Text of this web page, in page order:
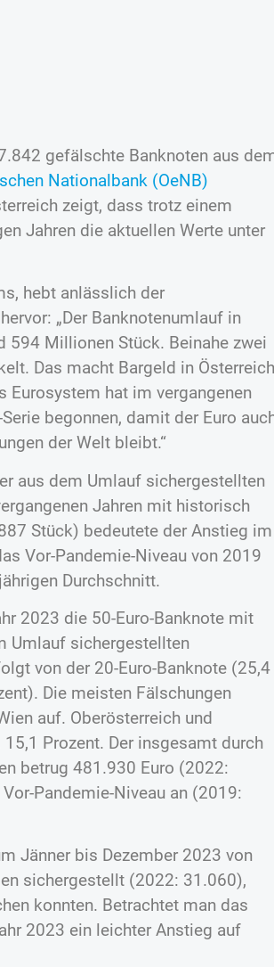
gefälschte Banknoten aus
Nationalbank (OeNB)
zeigt, dass trotz einem
Jahren die aktuellen Werte unter
hebt anlässlich der
„Der Banknotenumlauf in
594 Millionen Stück. Beinahe zwei
Das macht Bargeld in Österreich
Eurosystem hat im vergangenen
begonnen, damit der Euro
der Welt bleibt.“
aus dem Umlauf sichergestellten
Jahren mit historisch
Stück) bedeutete der Anstieg im
Vor-Pandemie-Niveau von 2019
Durchschnitt.
2023 die 50-Euro-Banknote mit
Umlauf sichergestellten
von der 20-Euro-Banknote (25,4
Die meisten Fälschungen
auf. Oberösterreich und
Prozent. Der insgesamt durch
betrug 481.930 Euro (2022:
Pandemie-Niveau an (2019:
Jänner bis Dezember 2023 von
sichergestellt (2022: 31.060),
konnten. Betrachtet man das
2023 ein leichter Anstieg auf